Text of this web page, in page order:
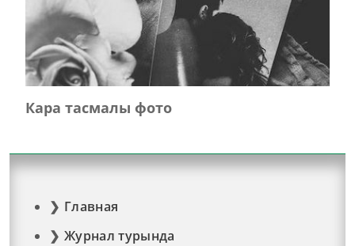
Кара тасмалы фото
Главная
Журнал турында